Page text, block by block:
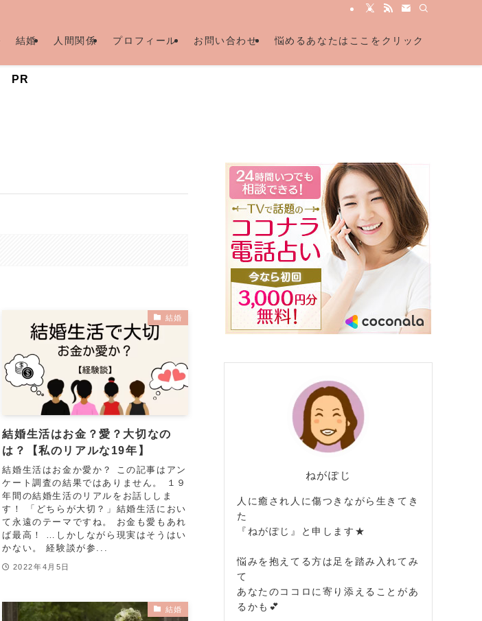
結婚 人間関係 プロフィール お問い合わせ 悩めるあなたはここをクリック
PR
結婚
結婚生活はお金？愛？大切なの
は？【私のリアルな19年】
結婚生活はお金か愛か？ この記事はアン
ケート調査の結果ではありません。 １９
年間の結婚生活のリアルをお話ししま
す！ 「どちらが大切？」結婚生活におい
て永遠のテーマですね。 お金も愛もあれ
ば最高！ …しかしながら現実はそうはい
かない。 経験談が参...
2022年4月5日
結婚
ねがぽじ
人に癒され人に傷つきながら生きてき
た
『ねがぽじ』と申します★
悩みを抱えてる方は足を踏み入れてみ
て
あなたのココロに寄り添えることがあ
るかも💕